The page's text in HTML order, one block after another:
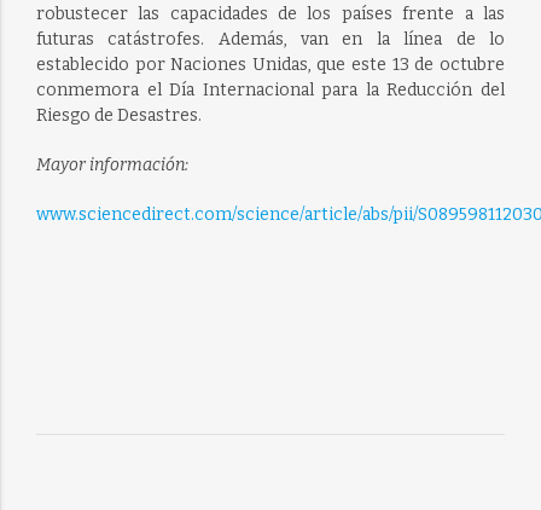
robustecer las capacidades de los países frente a las
futuras catástrofes. Además, van en la línea de lo
establecido por Naciones Unidas, que este 13 de octubre
conmemora el Día Internacional para la Reducción del
Riesgo de Desastres.
Mayor información:
www.sciencedirect.com/science/article/abs/pii/